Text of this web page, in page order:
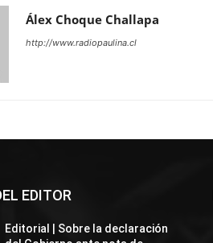
Álex Choque Challapa
http://www.radiopaulina.cl
EDITOR
Editorial | Sobre la declaración